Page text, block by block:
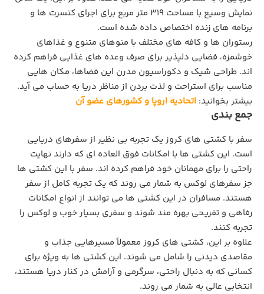
نمایش وسیع با مساحت ۳۱۹ متر مربع برای اجرای کنسرت‌ ها و
برنامه‌ های زنده اختصاص داده شده است.
رستوران‌ ها و کافه‌ های مختلف با منوهای متنوع و غذاهای
خوشمزه، فضایی دلپذیر برای صرف وعده‌ های غذایی فراهم کرده‌
اند. طراحی شیک و دکوراسیون مدرن این فضاها، مکان‌ هایی
مناسب برای استراحت و لذت بردن از مناظر دریا به حساب می‌ آید.
بیشتر بخوانید: اتحادیه اروپا و کشورهای عضو آن
جمع بندی
سفر با کشتی های کروز یک تجربه بی نظیر از سفرهای دریایی
است. این کشتی ها با امکانات فوق العاده ای که دارند نهایت
راحتی را برای مهمانان خود فراهم کرده اند. سفر با این کشتی ها
جز سفرهای لوکس به شمار می روند که یک تجربه کامل از سفر
هستند. مسافران در این کشتی‌ ها می‌ توانند از انواع امکانات
رفاهی و تفریحی بهره‌ مند شوند و سفری بسیار خوب و لوکس را
تجربه کنند.
علاوه بر این، کشتی‌ های کروز معمولاً مسیرهایی جذاب و
مقاصدی دیدنی را شامل می ‌شوند. این کشتی ‌ها به ویژه برای
کسانی که به دنبال راحتی، سرگرمی و آرامش در کنار دریا هستند،
انتخابی عالی به شمار می ‌روند.